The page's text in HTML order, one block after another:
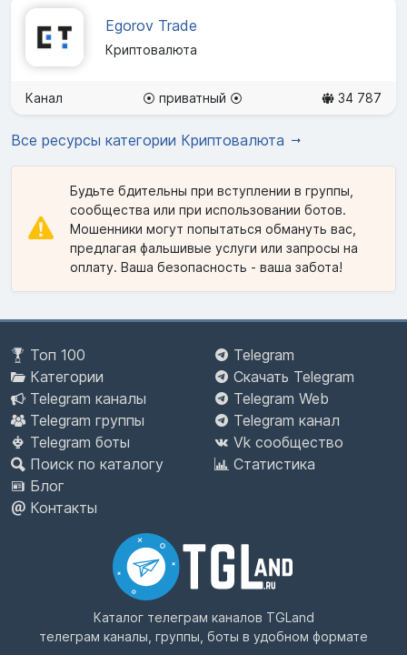
Egorov Trade
Криптовалюта
Канал ⦿ приватный ⦿ 34 787
Все ресурсы категории Криптовалюта
Будьте бдительны при вступлении в группы,
сообщества или при использовании ботов.
Мошенники могут попытаться обмануть вас,
предлагая фальшивые услуги или запросы на
оплату. Ваша безопасность - ваша забота!
Топ 100
Категории
Telegram каналы
Telegram группы
Telegram боты
Поиск по каталогу
Блог
Контакты
Telegram
Скачать Telegram
Telegram Web
Telegram канал
Vk сообщество
Статистика
Каталог телеграм каналов TGLand
телеграм каналы, группы, боты в удобном формате